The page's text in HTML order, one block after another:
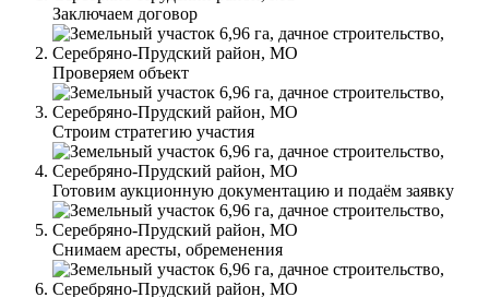
Заключаем договор
Проверяем объект
Строим стратегию участия
Готовим аукционную документацию и подаём заявку
Снимаем аресты, обременения